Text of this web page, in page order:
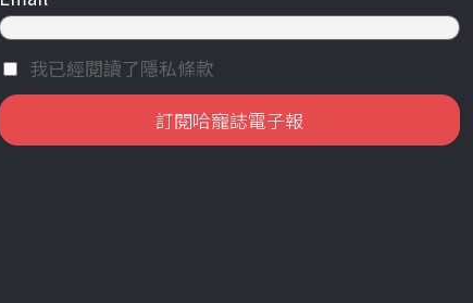
我已經閱讀了隱私條款